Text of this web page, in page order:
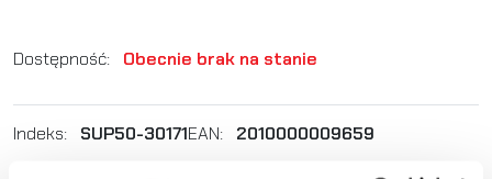
Dostępność: Obecnie brak na stanie
Indeks: SUP50-30171EAN: 2010000009659